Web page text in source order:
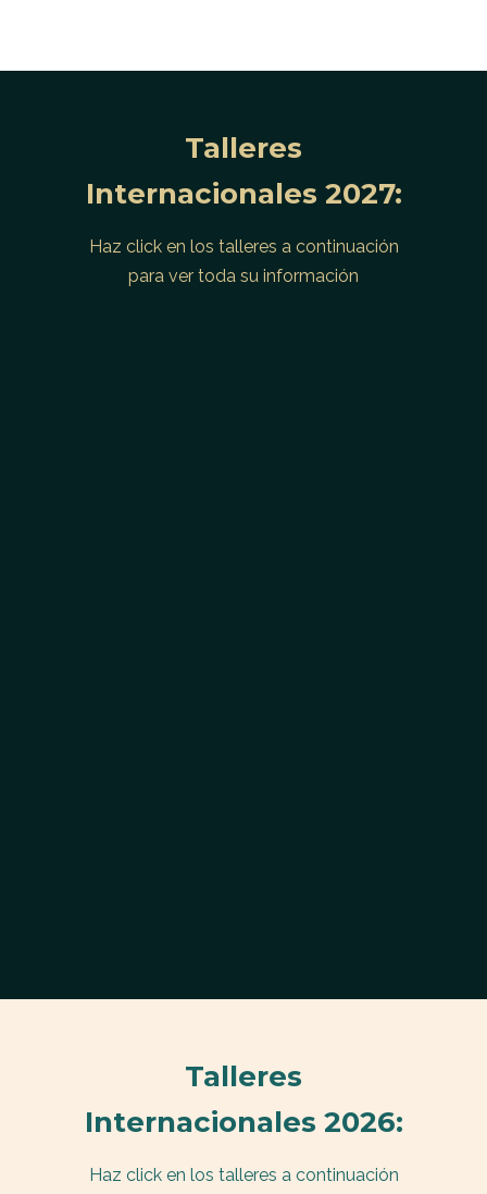
Talleres
Internacionales 2027:
Haz click en los talleres a continuación
para ver toda su información
Talleres
Internacionales 2026:
Haz click en los talleres a continuación